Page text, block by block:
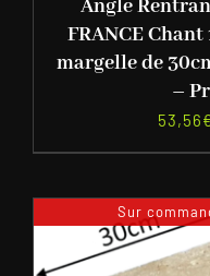
Angle
FRANCE
margelle de
–
53,56
Sur